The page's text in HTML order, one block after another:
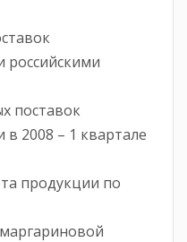
российскими
поставок
2008 – 1 квартале
продукции по
маргариновой